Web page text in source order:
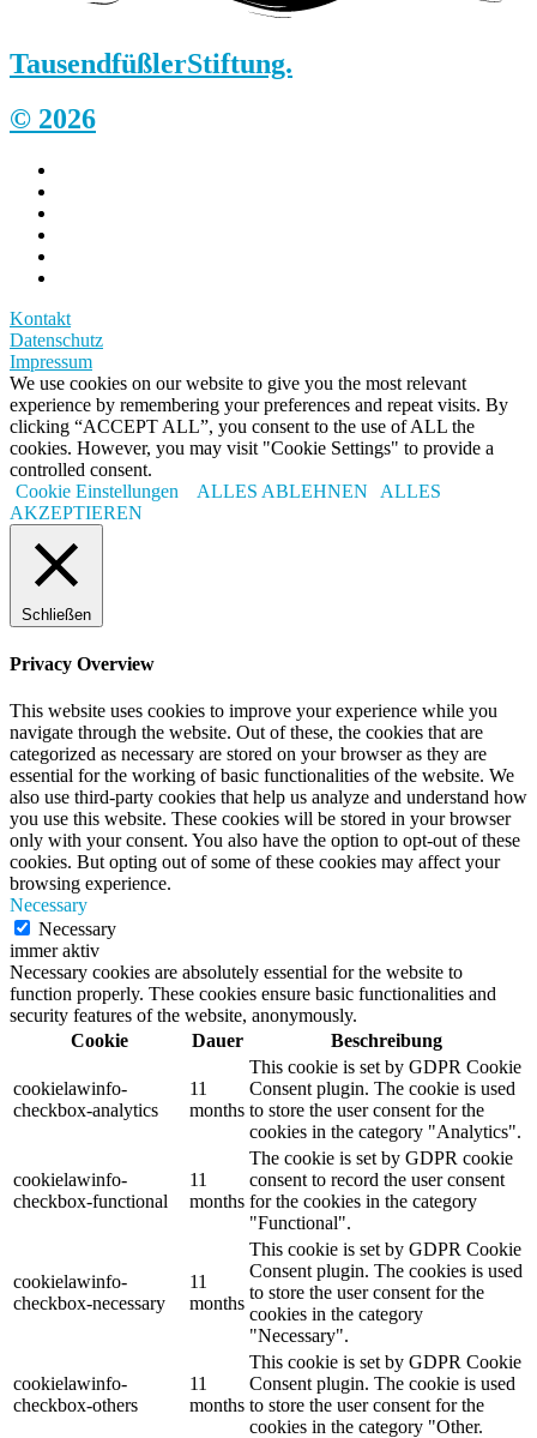
TausendfüßlerStiftung.
© 2026
Kontakt
Datenschutz
Impressum
We use cookies on our website to give you the most relevant
experience by remembering your preferences and repeat visits. By
clicking “ACCEPT ALL”, you consent to the use of ALL the
cookies. However, you may visit "Cookie Settings" to provide a
controlled consent.
Cookie Einstellungen
ALLES ABLEHNEN
ALLES
AKZEPTIEREN
Schließen
Privacy Overview
This website uses cookies to improve your experience while you
navigate through the website. Out of these, the cookies that are
categorized as necessary are stored on your browser as they are
essential for the working of basic functionalities of the website. We
also use third-party cookies that help us analyze and understand how
you use this website. These cookies will be stored in your browser
only with your consent. You also have the option to opt-out of these
cookies. But opting out of some of these cookies may affect your
browsing experience.
Necessary
Necessary
immer aktiv
Necessary cookies are absolutely essential for the website to
function properly. These cookies ensure basic functionalities and
security features of the website, anonymously.
Cookie
Dauer Beschreibung
cookielawinfo-
checkbox-analytics
11
months
This cookie is set by GDPR Cookie
Consent plugin. The cookie is used
to store the user consent for the
cookies in the category "Analytics".
cookielawinfo-
checkbox-functional
11
months
The cookie is set by GDPR cookie
consent to record the user consent
for the cookies in the category
"Functional".
cookielawinfo-
checkbox-necessary
11
months
This cookie is set by GDPR Cookie
Consent plugin. The cookies is used
to store the user consent for the
cookies in the category
"Necessary".
cookielawinfo-
checkbox-others
11
months
This cookie is set by GDPR Cookie
Consent plugin. The cookie is used
to store the user consent for the
cookies in the category "Other.